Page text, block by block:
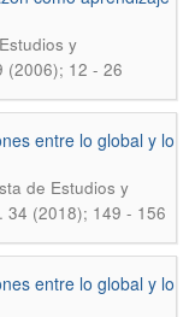
y
(2006); 12 - 26
entre lo global y lo
de Estudios y
34 (2018); 149 - 156
entre lo global y lo